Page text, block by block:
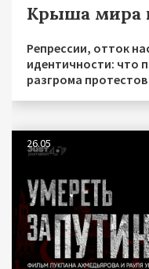
Крыша мира
Репрессии, отток
идентичности: что
разгрома протестов
26.05